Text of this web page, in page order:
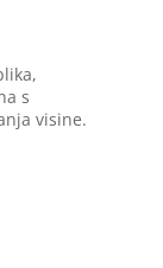
s
visine.